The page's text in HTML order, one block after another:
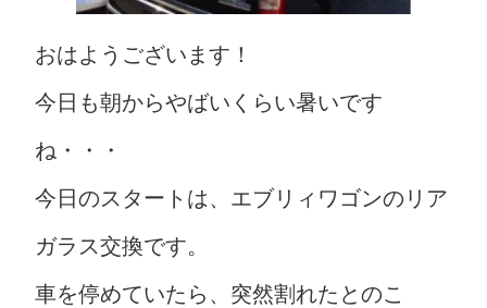
おはようございます！
今日も朝からやばいくらい暑いです
ね・・・
今日のスタートは、エブリィワゴンのリア
ガラス交換です。
車を停めていたら、突然割れたとのこ